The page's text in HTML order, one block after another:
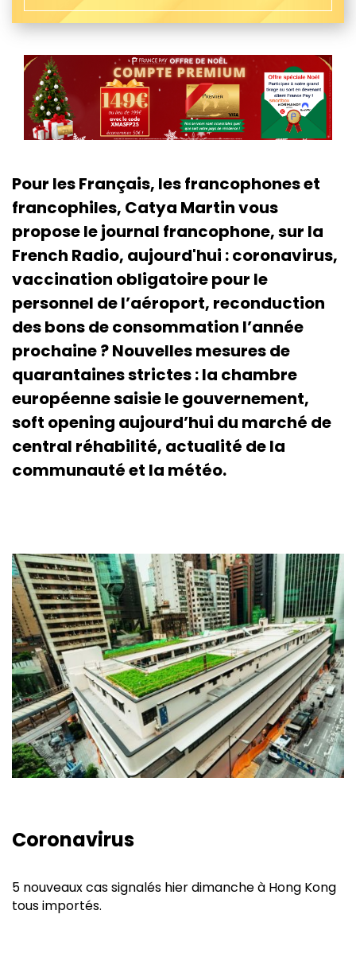
Pour les Français, les francophones et
francophiles, Catya Martin vous
propose le journal francophone, sur la
French Radio, aujourd'hui : coronavirus,
vaccination obligatoire pour le
personnel de l’aéroport, reconduction
des bons de consommation l’année
prochaine ? Nouvelles mesures de
quarantaines strictes : la chambre
européenne saisie le gouvernement,
soft opening aujourd’hui du marché de
central réhabilité, actualité de la
communauté et la météo.
Coronavirus
5 nouveaux cas signalés hier dimanche à Hong Kong
tous importés.